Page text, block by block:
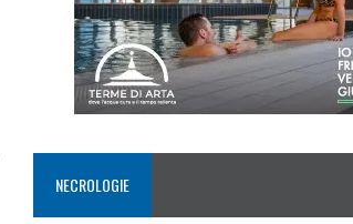
NECROLOGIE